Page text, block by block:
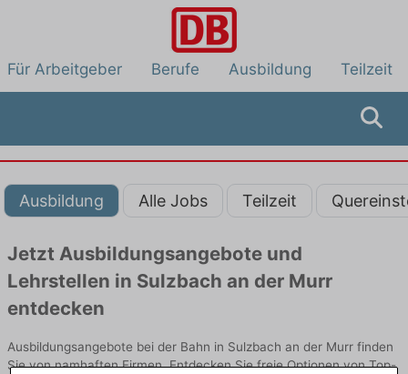
Für Arbeitgeber Berufe Ausbildung Teilzeit
Ausbildung Alle Jobs Teilzeit
Jetzt Ausbildungsangebote und
Lehrstellen in Sulzbach an der Murr
entdecken
Ausbildungsangebote bei der Bahn in Sulzbach an der Murr finden
Sie von namhaften Firmen. Entdecken Sie freie Optionen von Top-